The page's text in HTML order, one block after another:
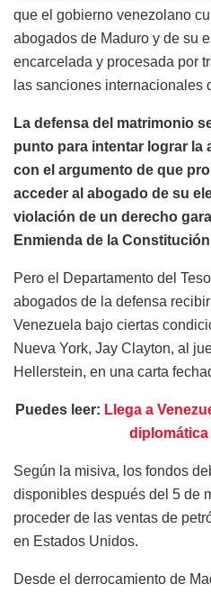
que el gobierno venezolano
abogados de Maduro y de su
encarcelada y procesada por
las sanciones internacionales
La defensa del matrimonio
punto para intentar lograr la
con el argumento de que
acceder al abogado de su
violación de un derecho
Enmienda de la
Pero el Departamento del
abogados de la defensa
Venezuela bajo ciertas
Nueva York, Jay Clayton, al
Hellerstein, en una carta
Puedes leer: Llega a
diplomática
Según la misiva, los fondos
disponibles después del 5 de
proceder de las ventas de
en Estados Unidos.
Desde el derrocamiento de